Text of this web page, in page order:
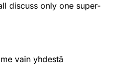
discuss only one super-
vain yhdestä